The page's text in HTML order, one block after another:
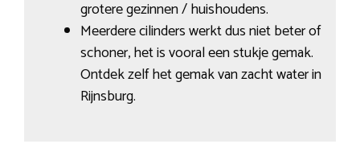
grotere gezinnen / huishoudens.
Meerdere cilinders werkt dus niet beter of
schoner, het is vooral een stukje gemak.
Ontdek zelf het gemak van zacht water in
Rijnsburg.